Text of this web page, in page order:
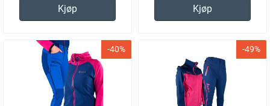
Kjøp Kjøp
-40% -49%